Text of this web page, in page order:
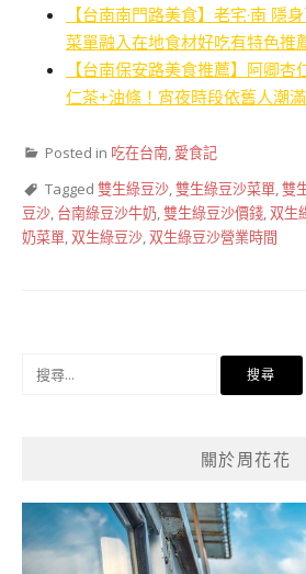
【台南南門路美食】老宅·南 隱
菜單融入在地食材好吃有特色推
【台南保安路美食推薦】阿卿
仁茶+油條！宵夜時段依舊人潮
Posted in 吃在台南, 愛食記
Tagged 雙生綠豆沙,雙生綠豆沙菜單,雙
豆沙, 台南綠豆沙牛奶,雙生綠豆沙價錢,双生
奶菜單,双生綠豆沙,双生綠豆沙營業時間
關於周花花